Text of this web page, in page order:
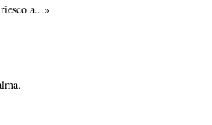
a...»